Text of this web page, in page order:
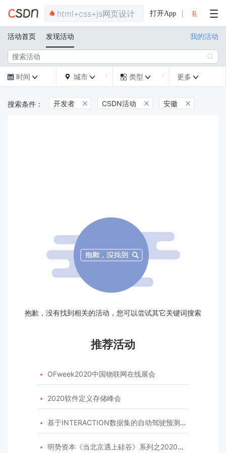
打开App
活动首页 发现活动 我的活动

 时间   城市   类型  更多 
开发者  CSDN活动  安徽 
抱歉，没有找到相关的活动，您可以尝试其它关键词搜索
推荐活动
 OFweek2020中国物联网在线展会
 2020软件定义存储峰会
 基于INTERACTION数据集的自动驾驶预测模型挑战赛
 明势资本《当北京遇上硅谷》系列之2020年度开源峰会